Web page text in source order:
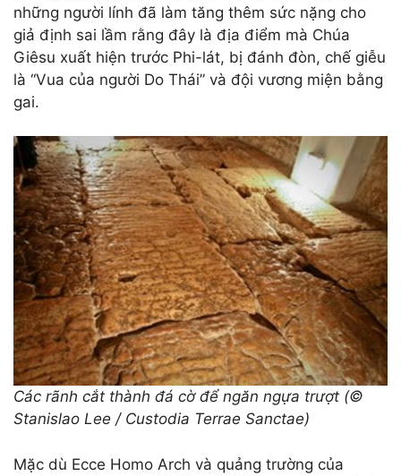
những người lính đã làm tăng thêm sức nặng cho
giả định sai lầm rằng đây là địa điểm mà Chúa
Giêsu xuất hiện trước Phi-lát, bị đánh đòn, chế giễu
là “Vua của người Do Thái” và đội vương miện bằng
gai.
Các rãnh cắt thành đá cờ để ngăn ngựa trượt (©
Stanislao Lee / Custodia Terrae Sanctae)
Mặc dù Ecce Homo Arch và quảng trường của